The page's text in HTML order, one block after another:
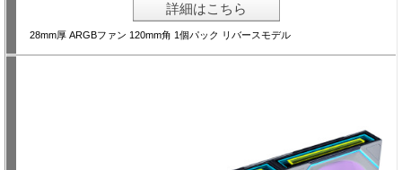
詳細はこちら
28mm厚 ARGBファン 120mm角 1個パック リバースモデル